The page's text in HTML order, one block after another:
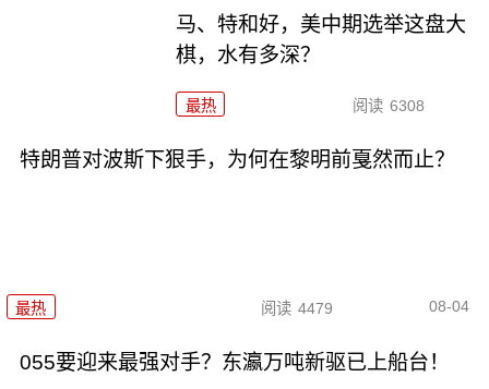
马、特和好，美中期选举这盘大
棋，水有多深？
最热 阅读 6308
特朗普对波斯下狠手，为何在黎明前戛然而止？
最热 阅读 4479 08-04
055要迎来最强对手？东瀛万吨新驱已上船台！